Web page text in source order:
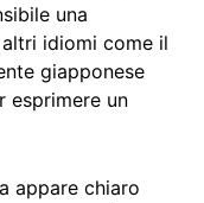
una
idiomi come il
giapponese
esprimere un
appare chiaro